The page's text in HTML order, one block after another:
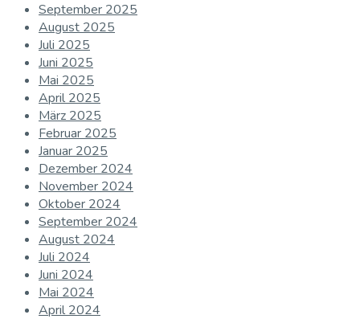
September 2025
August 2025
Juli 2025
Juni 2025
Mai 2025
April 2025
März 2025
Februar 2025
Januar 2025
Dezember 2024
November 2024
Oktober 2024
September 2024
August 2024
Juli 2024
Juni 2024
Mai 2024
April 2024